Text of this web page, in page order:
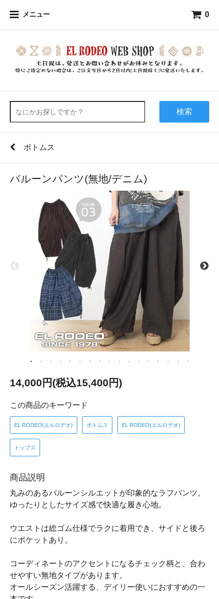
メニュー 0
検索
ボトムス
バルーンパンツ(無地/デニム)
14,000円(税込15,400円)
この商品のキーワード
EL RODEO(エルロデオ) ボトムス EL RODEO(エルロデオ)
トップス
商品説明
丸みのあるバルーンシルエットが印象的なラフパンツ。
ゆったりとしたサイズ感で快適な履き心地。
ウエストは総ゴム仕様でラクに着用でき、サイドと後ろ
にポケットあり。
コーディネートのアクセントになるチェック柄と、合わ
せやすい無地タイプがあります。
オールシーズン活躍する、デイリー使いにおすすめの一